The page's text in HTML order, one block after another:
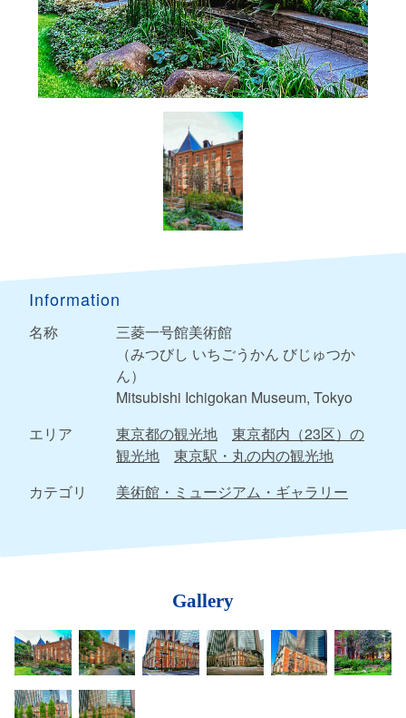
Information
名称
三菱一号館美術館
（みつびし いちごうかん びじゅつか
ん）
Mitsubishi Ichigokan Museum, Tokyo
エリア
東京都の観光地
東京都内（23区）の
観光地
東京駅・丸の内の観光地
カテゴリ
美術館・ミュージアム・ギャラリー
Gallery